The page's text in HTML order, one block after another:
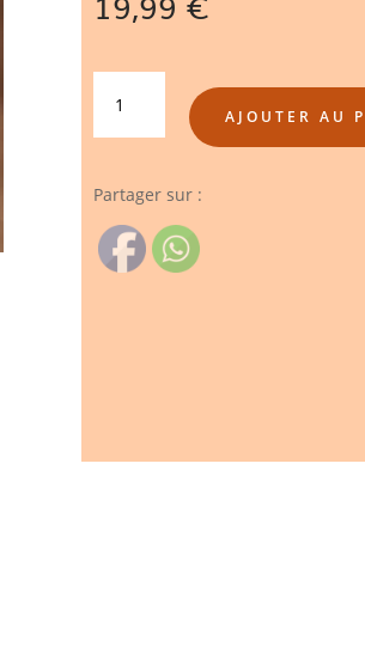
SAVON
AU
LAIT
DE
AJOUTER AU
Partager sur :